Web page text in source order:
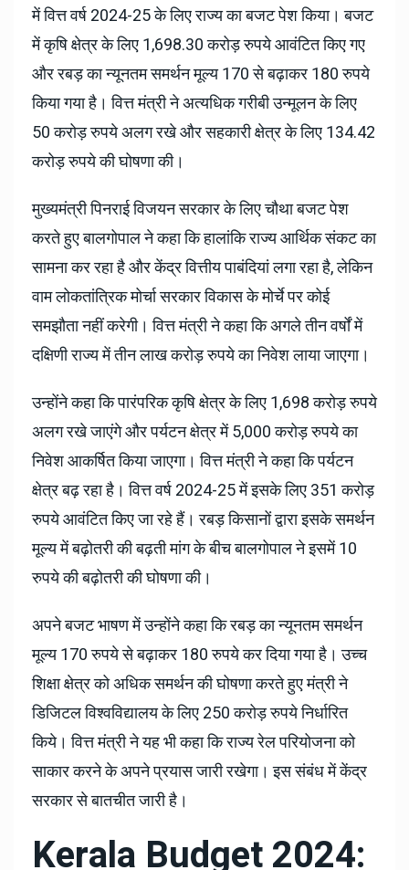
में वित्त वर्ष 2024-25 के लिए राज्य का बजट पेश किया। बजट
में कृषि क्षेत्र के लिए 1,698.30 करोड़ रुपये आवंटित किए गए
और रबड़ का न्यूनतम समर्थन मूल्य 170 से बढ़ाकर 180 रुपये
किया गया है। वित्त मंत्री ने अत्यधिक गरीबी उन्मूलन के लिए
50 करोड़ रुपये अलग रखे और सहकारी क्षेत्र के लिए 134.42
करोड़ रुपये की घोषणा की।
मुख्यमंत्री पिनराई विजयन सरकार के लिए चौथा बजट पेश
करते हुए बालगोपाल ने कहा कि हालांकि राज्य आर्थिक संकट का
सामना कर रहा है और केंद्र वित्तीय पाबंदियां लगा रहा है, लेकिन
वाम लोकतांत्रिक मोर्चा सरकार विकास के मोर्चे पर कोई
समझौता नहीं करेगी। वित्त मंत्री ने कहा कि अगले तीन वर्षों में
दक्षिणी राज्य में तीन लाख करोड़ रुपये का निवेश लाया जाएगा।
उन्होंने कहा कि पारंपरिक कृषि क्षेत्र के लिए 1,698 करोड़ रुपये
अलग रखे जाएंगे और पर्यटन क्षेत्र में 5,000 करोड़ रुपये का
निवेश आकर्षित किया जाएगा। वित्त मंत्री ने कहा कि पर्यटन
क्षेत्र बढ़ रहा है। वित्त वर्ष 2024-25 में इसके लिए 351 करोड़
रुपये आवंटित किए जा रहे हैं। रबड़ किसानों द्वारा इसके समर्थन
मूल्य में बढ़ोतरी की बढ़ती मांग के बीच बालगोपाल ने इसमें 10
रुपये की बढ़ोतरी की घोषणा की।
अपने बजट भाषण में उन्होंने कहा कि रबड़ का न्यूनतम समर्थन
मूल्य 170 रुपये से बढ़ाकर 180 रुपये कर दिया गया है। उच्च
शिक्षा क्षेत्र को अधिक समर्थन की घोषणा करते हुए मंत्री ने
डिजिटल विश्वविद्यालय के लिए 250 करोड़ रुपये निर्धारित
किये। वित्त मंत्री ने यह भी कहा कि राज्य रेल परियोजना को
साकार करने के अपने प्रयास जारी रखेगा। इस संबंध में केंद्र
सरकार से बातचीत जारी है।
Kerala Budget 2024: